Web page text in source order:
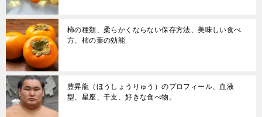
柿の種類、柔らかくならない保存方法、美味しい食べ
方、柿の葉の効能
豊昇龍（ほうしょうりゅう）のプロフィール、血液
型、星座、干支、好きな食べ物。